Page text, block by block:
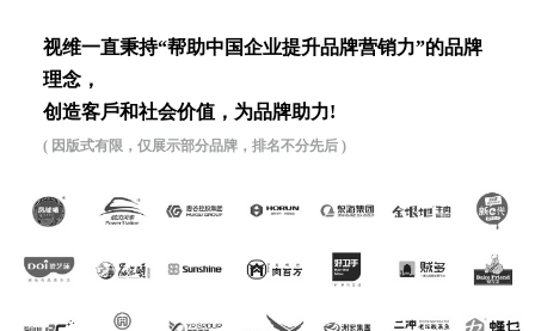
视维⼀直秉持“帮助中国企业提升品牌营销⼒”的品牌
理念，
创造客⼾和社会价值，为品牌助⼒!
( 因版式有限，仅展示部分品牌，排名不分先后 )